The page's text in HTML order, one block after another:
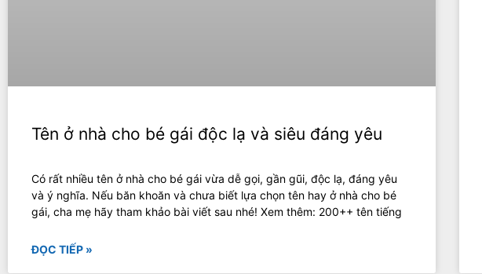
Tên ở nhà cho bé gái độc lạ và siêu đáng yêu
Có rất nhiều tên ở nhà cho bé gái vừa dễ gọi, gần gũi, độc lạ, đáng yêu
và ý nghĩa. Nếu băn khoăn và chưa biết lựa chọn tên hay ở nhà cho bé
gái, cha mẹ hãy tham khảo bài viết sau nhé! Xem thêm: 200++ tên tiếng
ĐỌC TIẾP »